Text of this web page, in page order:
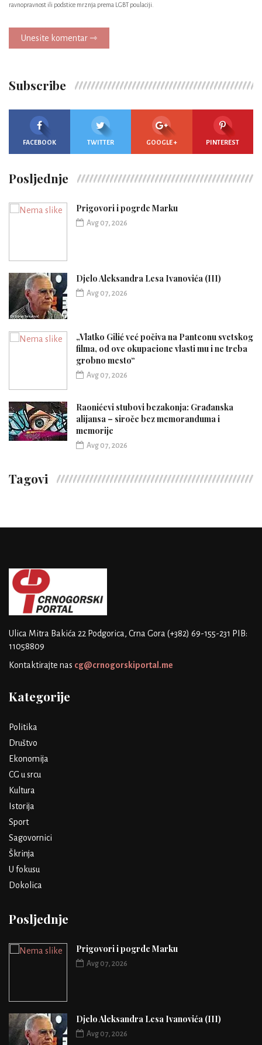
ravnopravnost ili podstice mrznja prema LGBT poulaciji.
Unesite komentar ⇾
Subscribe
FACEBOOK TWITTER GOOGLE + PINTEREST
Posljednje
Prigovori i pogrde Marku
Avg 07, 2026
Djelo Aleksandra Lesa Ivanovića (III)
Avg 07, 2026
„Vlatko Gilić već počiva na Panteonu svetskog
filma, od ove okupacione vlasti mu i ne treba
grobno mesto“
Avg 07, 2026
Raonićevi stubovi bezakonja: Građanska
alijansa – siroče bez memoranduma i
memorije
Avg 07, 2026
Tagovi
Ulica Mitra Bakića 22 Podgorica, Crna Gora (+382) 69-155-231 PIB:
11058809
Kontaktirajte nas cg@crnogorskiportal.me
Kategorije
Politika
Društvo
Ekonomija
CG u srcu
Kultura
Istorija
Sport
Sagovornici
Škrinja
U fokusu
Dokolica
Posljednje
Prigovori i pogrde Marku
Avg 07, 2026
Djelo Aleksandra Lesa Ivanovića (III)
Avg 07, 2026